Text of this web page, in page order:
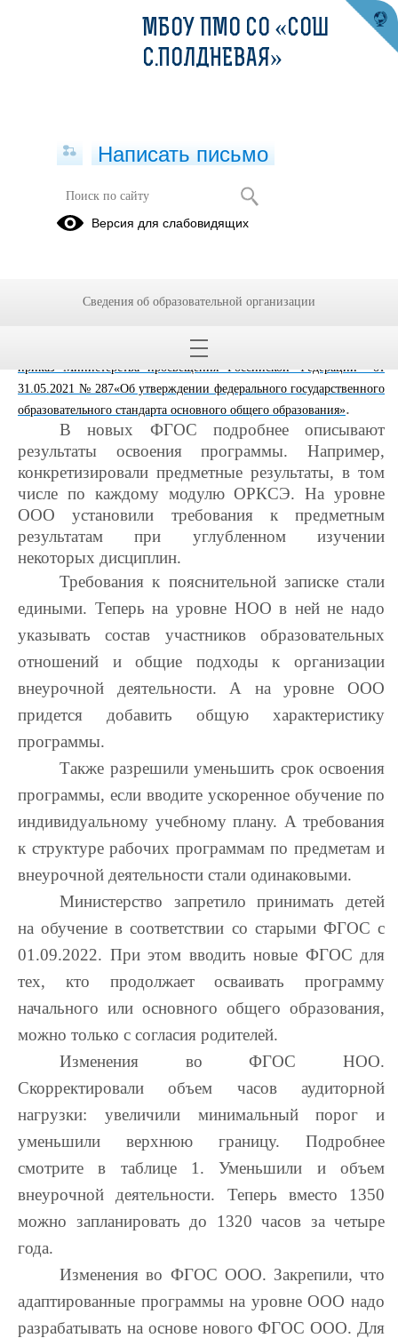
Обновленный ФГОС НОО и ООО
Министерства просвещения Российской Федерации от 31.05.2021
образовательного стандарта начального общего образования»
приказ Министерства просвещения Российской Федерации от
31.05.2021 № 287«Об утверждении федерального государственного
образовательного стандарта основного общего образования».
В новых ФГОС подробнее описывают
результаты освоения программы. Например,
конкретизировали предметные результаты, в том
числе по каждому модулю ОРКСЭ. На уровне
ООО установили требования к предметным
результатам при углубленном изучении
некоторых дисциплин.
Требования к пояснительной записке стали
едиными. Теперь на уровне НОО в ней не надо
указывать состав участников образовательных
отношений и общие подходы к организации
внеурочной деятельности. А на уровне ООО
придется добавить общую характеристику
программы.
Также разрешили уменьшить срок освоения
программы, если вводите ускоренное обучение по
индивидуальному учебному плану. А требования
к структуре рабочих программам по предметам и
внеурочной деятельности стали одинаковыми.
Министерство запретило принимать детей
на обучение в соответствии со старыми ФГОС с
01.09.2022. При этом вводить новые ФГОС для
тех, кто продолжает осваивать программу
начального или основного общего образования,
можно только с согласия родителей.
Изменения во ФГОС НОО.
Скорректировали объем часов аудиторной
нагрузки: увеличили минимальный порог и
уменьшили верхнюю границу. Подробнее
смотрите в таблице 1. Уменьшили и объем
внеурочной деятельности. Теперь вместо 1350
можно запланировать до 1320 часов за четыре
года.
Изменения во ФГОС ООО. Закрепили, что
адаптированные программы на уровне ООО надо
разрабатывать на основе нового ФГОС ООО. Для
МБОУ ПМО СО «СОШ
С.ПОЛДНЕВАЯ»
Написать письмо
Версия для слабовидящих
Сведения об образовательной организации